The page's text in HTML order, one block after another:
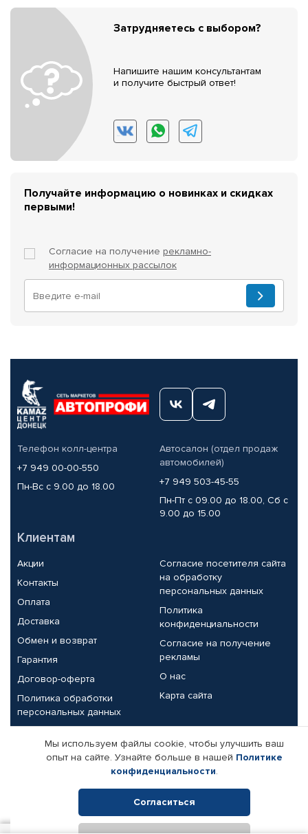
Затрудняетесь с выбором?
Напишите нашим консультантам
и получите быстрый ответ!
Получайте информацию о новинках и скидках
первыми!
Согласие на получение рекламно-
информационных рассылок
Телефон колл-центра
+7 949 00-00-550
Пн-Вс с 9.00 до 18.00
Автосалон (отдел продаж
автомобилей)
+7 949 503-45-55
Пн-Пт с 09.00 до 18.00, Сб с
9.00 до 15.00
Клиентам
Акции
Контакты
Оплата
Доставка
Обмен и возврат
Гарантия
Договор-оферта
Политика обработки
персональных данных
Согласие посетителя сайта
на обработку
персональных данных
Политика
конфиденциальности
Согласие на получение
рекламы
О нас
Карта сайта
Партнерам
Корпоративным клиентам
Поставщикам
Реквизиты компании
Мы используем файлы cookie, чтобы улучшить ваш
опыт на сайте. Узнайте больше в нашей Политике
конфиденциальности.
Согласиться